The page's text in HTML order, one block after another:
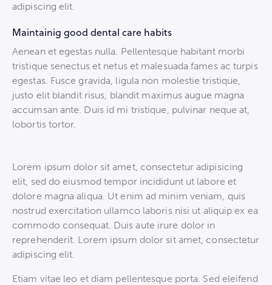
adipiscing elit.
Maintainig good dental care habits
Aenean et egestas nulla. Pellentesque habitant morbi
tristique senectus et netus et malesuada fames ac turpis
egestas. Fusce gravida, ligula non molestie tristique,
justo elit blandit risus, blandit maximus augue magna
accumsan ante. Duis id mi tristique, pulvinar neque at,
lobortis tortor.
Lorem ipsum dolor sit amet, consectetur adipisicing
elit, sed do eiusmod tempor incididunt ut labore et
dolore magna aliqua. Ut enim ad minim veniam, quis
nostrud exercitation ullamco laboris nisi ut aliquip ex ea
commodo consequat. Duis aute irure dolor in
reprehenderit. Lorem ipsum dolor sit amet, consectetur
adipiscing elit.
Etiam vitae leo et diam pellentesque porta. Sed eleifend